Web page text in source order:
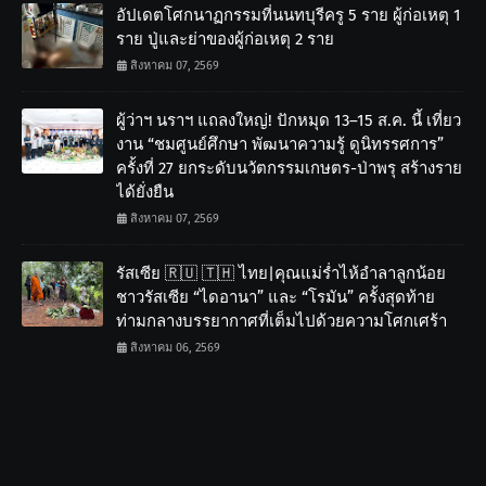
อัปเดตโศกนาฏกรรมที่นนทบุรีครู 5 ราย ผู้ก่อเหตุ 1
ราย ปู่และย่าของผู้ก่อเหตุ 2 ราย
สิงหาคม 07, 2569
ผู้ว่าฯ นราฯ แถลงใหญ่! ปักหมุด 13–15 ส.ค. นี้ เที่ยว
งาน “ชมศูนย์ศึกษา พัฒนาความรู้ ดูนิทรรศการ”
ครั้งที่ 27 ยกระดับนวัตกรรมเกษตร-ป่าพรุ สร้างราย
ได้ยั่งยืน
สิงหาคม 07, 2569
รัสเซีย 🇷🇺 🇹🇭 ไทย|คุณแม่ร่ำไห้อำลาลูกน้อย
ชาวรัสเซีย “ไดอานา” และ “โรมัน” ครั้งสุดท้าย
ท่ามกลางบรรยากาศที่เต็มไปด้วยความโศกเศร้า
สิงหาคม 06, 2569